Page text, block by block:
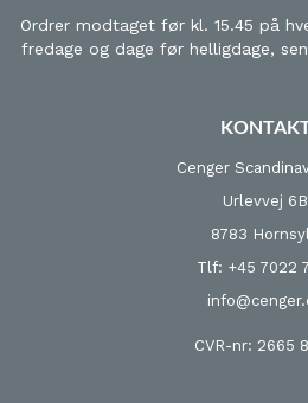
Ordrer modtaget før kl. 15.45 på
fredage og dage før helligdage,
Cenger
Urlevvej 6B
8783
Tlf: +45 7022
CVR-nr: 2665